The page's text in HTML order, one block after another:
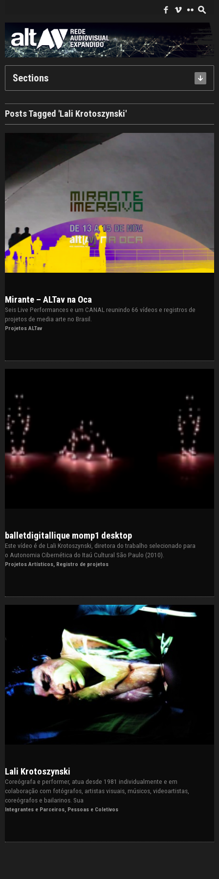
f i c s
Sections
Posts Tagged 'Lali Krotoszynski'
Mirante – ALTav na Oca
Seis Live Performances e um CANAL reunindo 66 vídeos e registros de
projetos de media arte no Brasil.
Projetos ALTav
balletdigitallique momp1 desktop
Este vídeo é de Lali Krotoszynski, diretora do trabalho selecionado para
o Autonomia Cibernética do Itaú Cultural São Paulo (2010).
Projetos Artísticos, Registro de projetos
Lali Krotoszynski
Coreógrafa e performer, atua desde 1981 individualmente e em
colaboração com fotógrafos, artistas visuais, músicos, videoartistas,
coreógrafos e bailarinos. Sua
Integrantes e Parceiros, Pessoas e Coletivos